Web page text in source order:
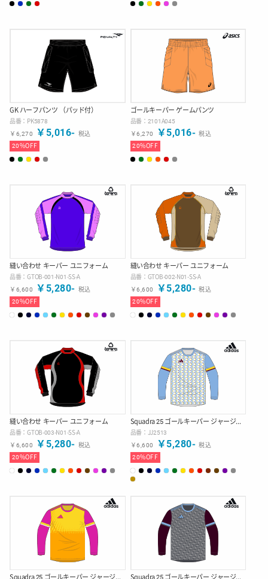
GK ハーフパンツ （パッド付）
品番： PK5878
￥ 6,270 ￥ 5,016- 税込
20%OFF
ゴールキーパー ゲームパンツ
品番： 2101A045
￥6,270 ￥5,016- 税込
20%OFF
縫い合わせ キーパー ユニフォーム
品番：GTOB-001-N01-SS-A
￥ 6,600 ￥ 5,280- 税込
20%OFF
縫い合わせ キーパー ユニフォーム
品番： GTOB-002-N01-SS-A
￥6,600 ￥5,280- 税込
20%OFF
縫い合わせ キーパー ユニフォーム
品番：GTOB-003-N01-SS-A
￥ 6,600 ￥ 5,280- 税込
20%OFF
Squadra 25 ゴールキーパー ジャージー(ZigZag)
品番：
JJ2513
￥6,600 ￥5,280- 税込
20%OFF
Squadra 25 ゴールキーパー ジャージー(Ray) Squadra 25 ゴールキーパー ジャージー(Diagonal)